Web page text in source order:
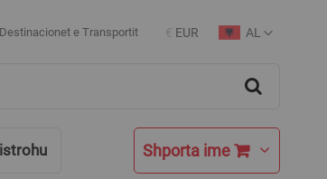
Destinacionet e Transportit
Currency
€ EUR
Language
AL
Shporta ime